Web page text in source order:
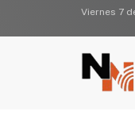
Viernes 7